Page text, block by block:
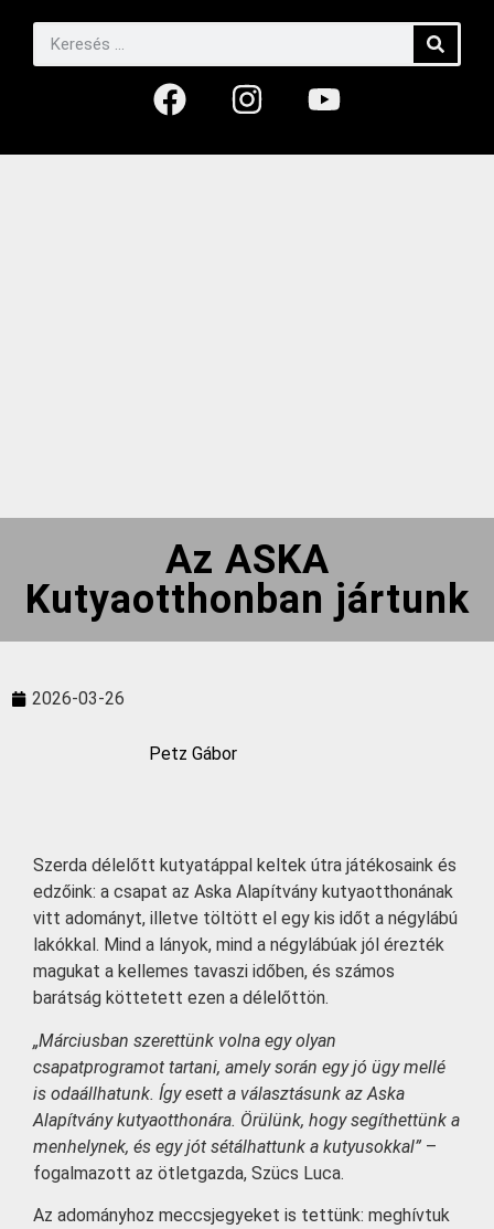
Az ASKA
Kutyaotthonban jártunk
2026-03-26
Petz Gábor
Szerda délelőtt kutyatáppal keltek útra játékosaink és
edzőink: a csapat az Aska Alapítvány kutyaotthonának
vitt adományt, illetve töltött el egy kis időt a négylábú
lakókkal. Mind a lányok, mind a négylábúak jól érezték
magukat a kellemes tavaszi időben, és számos
barátság köttetett ezen a délelőttön.
„Márciusban szerettünk volna egy olyan
csapatprogramot tartani, amely során egy jó ügy mellé
is odaállhatunk. Így esett a választásunk az Aska
Alapítvány kutyaotthonára. Örülünk, hogy segíthettünk a
menhelynek, és egy jót sétálhattunk a kutyusokkal” –
fogalmazott az ötletgazda, Szücs Luca.
Az adományhoz meccsjegyeket is tettünk: meghívtuk